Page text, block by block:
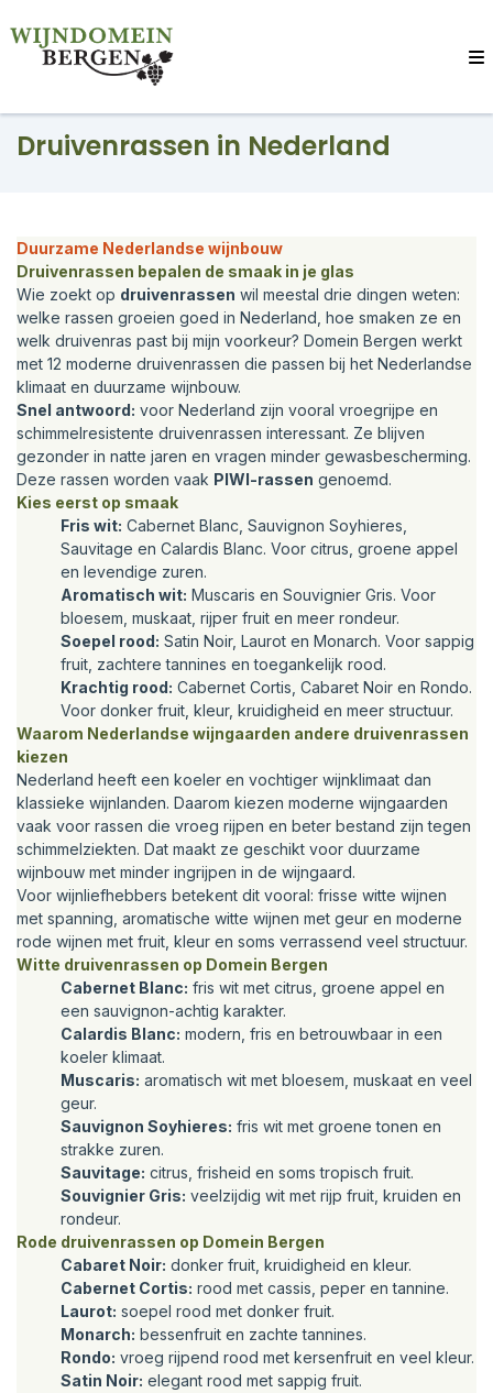
Druivenrassen in Nederland
Duurzame Nederlandse wijnbouw
Druivenrassen bepalen de smaak in je glas
Wie zoekt op druivenrassen wil meestal drie dingen weten:
welke rassen groeien goed in Nederland, hoe smaken ze en
welk druivenras past bij mijn voorkeur? Domein Bergen werkt
met 12 moderne druivenrassen die passen bij het Nederlandse
klimaat en duurzame wijnbouw.
Snel antwoord: voor Nederland zijn vooral vroegrijpe en
schimmelresistente druivenrassen interessant. Ze blijven
gezonder in natte jaren en vragen minder gewasbescherming.
Deze rassen worden vaak PIWI-rassen genoemd.
Kies eerst op smaak
Fris wit: Cabernet Blanc, Sauvignon Soyhieres,
Sauvitage en Calardis Blanc. Voor citrus, groene appel
en levendige zuren.
Aromatisch wit: Muscaris en Souvignier Gris. Voor
bloesem, muskaat, rijper fruit en meer rondeur.
Soepel rood: Satin Noir, Laurot en Monarch. Voor sappig
fruit, zachtere tannines en toegankelijk rood.
Krachtig rood: Cabernet Cortis, Cabaret Noir en Rondo.
Voor donker fruit, kleur, kruidigheid en meer structuur.
Waarom Nederlandse wijngaarden andere druivenrassen
kiezen
Nederland heeft een koeler en vochtiger wijnklimaat dan
klassieke wijnlanden. Daarom kiezen moderne wijngaarden
vaak voor rassen die vroeg rijpen en beter bestand zijn tegen
schimmelziekten. Dat maakt ze geschikt voor duurzame
wijnbouw met minder ingrijpen in de wijngaard.
Voor wijnliefhebbers betekent dit vooral: frisse witte wijnen
met spanning, aromatische witte wijnen met geur en moderne
rode wijnen met fruit, kleur en soms verrassend veel structuur.
Witte druivenrassen op Domein Bergen
Cabernet Blanc: fris wit met citrus, groene appel en
een sauvignon-achtig karakter.
Calardis Blanc: modern, fris en betrouwbaar in een
koeler klimaat.
Muscaris: aromatisch wit met bloesem, muskaat en veel
geur.
Sauvignon Soyhieres: fris wit met groene tonen en
strakke zuren.
Sauvitage: citrus, frisheid en soms tropisch fruit.
Souvignier Gris: veelzijdig wit met rijp fruit, kruiden en
rondeur.
Rode druivenrassen op Domein Bergen
Cabaret Noir: donker fruit, kruidigheid en kleur.
Cabernet Cortis: rood met cassis, peper en tannine.
Laurot: soepel rood met donker fruit.
Monarch: bessenfruit en zachte tannines.
Rondo: vroeg rijpend rood met kersenfruit en veel kleur.
Satin Noir: elegant rood met sappig fruit.